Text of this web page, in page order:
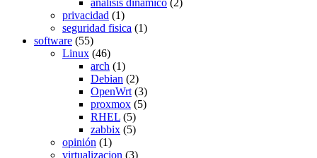
privacidad (1)
seguridad fisica (1)
software (55)
Linux (46)
arch (1)
Debian (2)
OpenWrt (3)
proxmox (5)
RHEL (5)
zabbix (5)
opinión (1)
virtualizacion (3)